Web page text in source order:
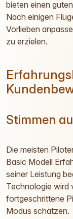
bieten einen
Nach einigen
Vorlieben
zu erzielen.
Stimmen
Die meisten
Basic Modell
seiner Leistung
Technologie wird
fortgeschrittene
Modus schätzen.